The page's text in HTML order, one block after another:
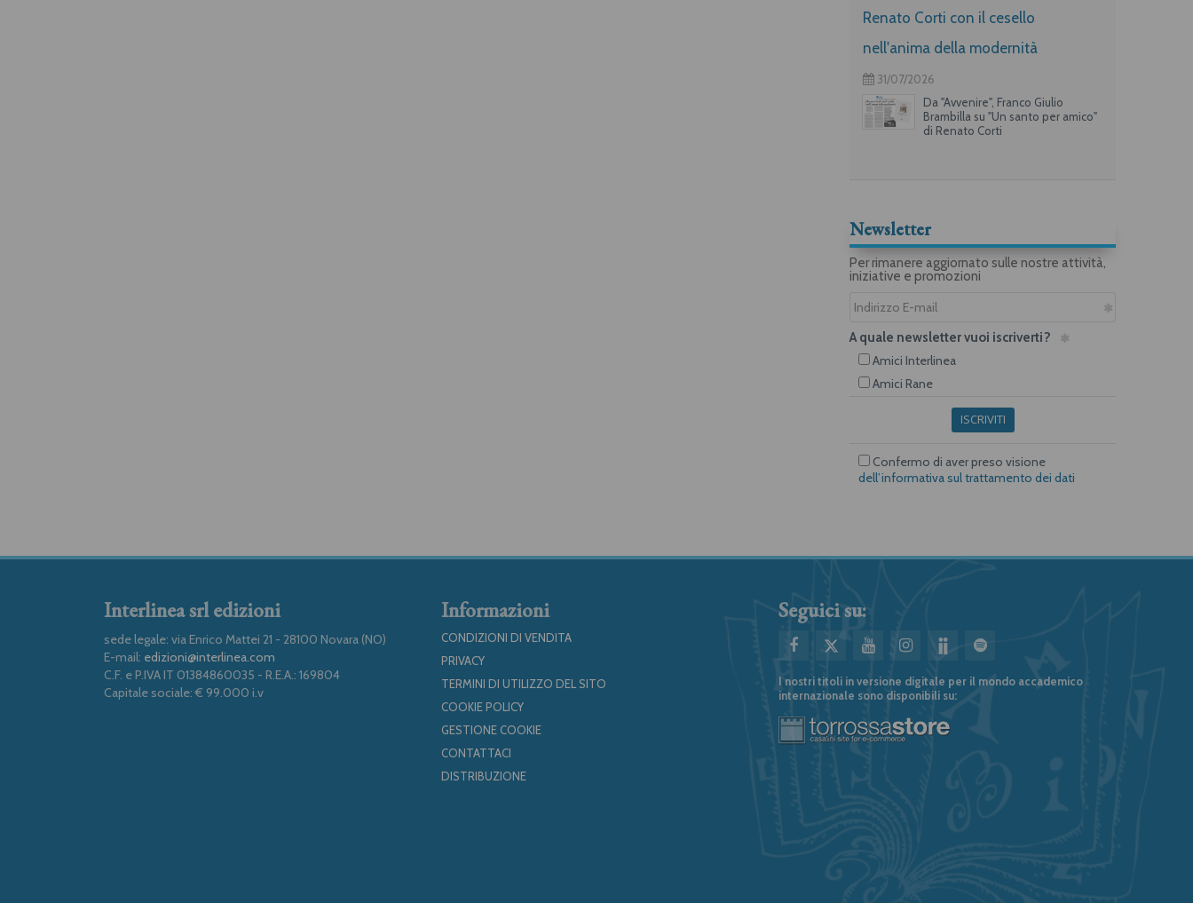
Renato Corti con il cesello
nell'anima della modernità
31/07/2026
Da "Avvenire", Franco Giulio
Brambilla su "Un santo per amico"
di Renato Corti
Newsletter
Per rimanere aggiornato sulle nostre attività,
iniziative e promozioni
A quale newsletter vuoi iscriverti?
Amici Interlinea
Amici Rane
ISCRIVITI
Confermo di aver preso visione
dell’informativa sul trattamento dei dati
Interlinea srl edizioni
sede legale: via Enrico Mattei 21 - 28100 Novara (NO)
E-mail: edizioni@interlinea.com
C.F. e P.IVA IT 01384860035 - R.E.A.: 169804
Capitale sociale: € 99.000 i.v
Informazioni
CONDIZIONI DI VENDITA
PRIVACY
TERMINI DI UTILIZZO DEL SITO
COOKIE POLICY
GESTIONE COOKIE
CONTATTACI
DISTRIBUZIONE
Seguici su:
I nostri titoli in versione digitale per il mondo accademico
internazionale sono disponibili su: